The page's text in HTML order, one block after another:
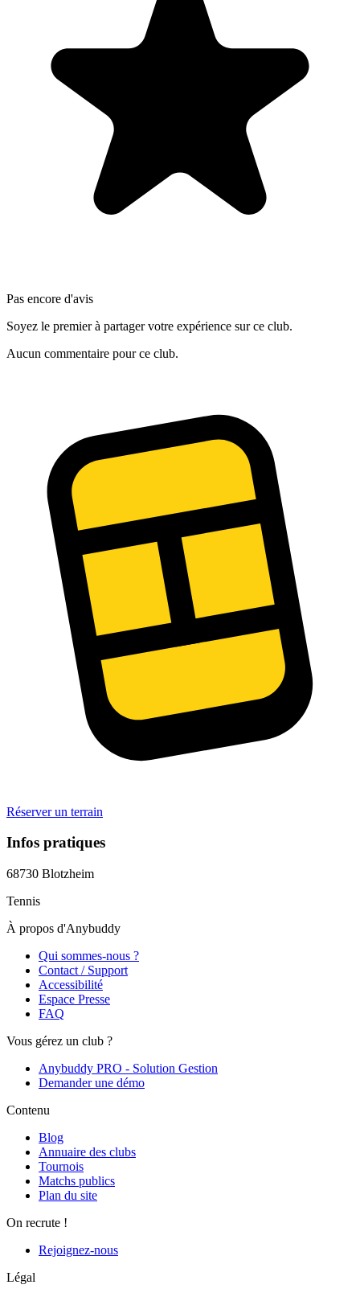
Pas encore d'avis
Soyez le premier à partager votre expérience sur ce club.
Aucun commentaire pour ce club.
Réserver un terrain
Infos pratiques
68730 Blotzheim
Tennis
À propos d'Anybuddy
Qui sommes-nous ?
Contact / Support
Accessibilité
Espace Presse
FAQ
Vous gérez un club ?
Anybuddy PRO - Solution Gestion
Demander une démo
Contenu
Blog
Annuaire des clubs
Tournois
Matchs publics
Plan du site
On recrute !
Rejoignez-nous
Légal